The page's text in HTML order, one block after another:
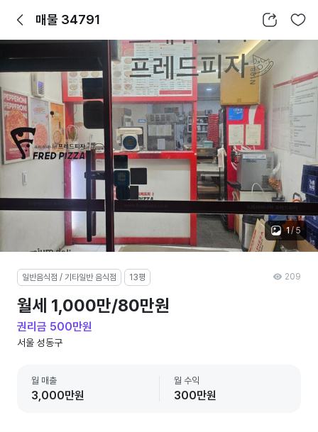
뒤로가기매물 34791 공유하기 찜하기
1/5
일반음식점 / 기타일반 음식점 13평
월세 1,000만/80만원
권리금 500만원
서울 성동구
월 매출
3,000만원
월 수익
300만원
209